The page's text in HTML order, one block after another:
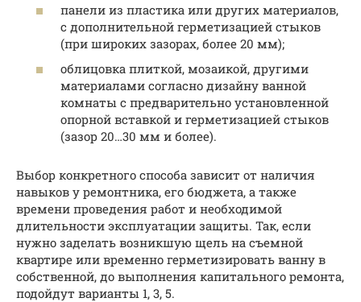
панели из пластика или других материалов,
с дополнительной герметизацией стыков
(при широких зазорах, более 20 мм);
облицовка плиткой, мозаикой, другими
материалами согласно дизайну ванной
комнаты с предварительно установленной
опорной вставкой и герметизацией стыков
(зазор 20…30 мм и более).
Выбор конкретного способа зависит от наличия
навыков у ремонтника, его бюджета, а также
времени проведения работ и необходимой
длительности эксплуатации защиты. Так, если
нужно заделать возникшую щель на съемной
квартире или временно герметизировать ванну в
собственной, до выполнения капитального ремонта,
подойдут варианты 1, 3, 5.